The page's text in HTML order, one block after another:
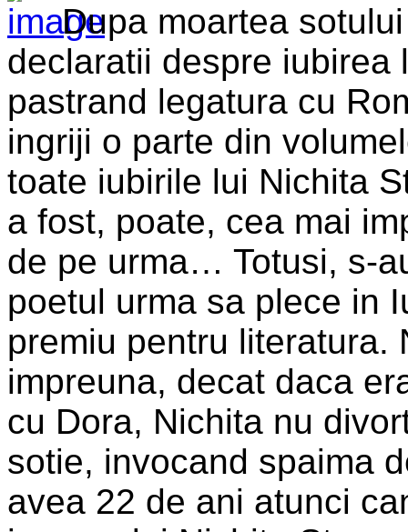
Dupa moartea
declaratii despre iubirea
pastrand legatura cu
ingriji o parte din
toate iubirile lui Nichita
a fost, poate, cea mai
de pe urma… Totusi, s-
poetul urma sa plece in
premiu pentru literatura.
impreuna, decat daca
cu Dora, Nichita nu
sotie, invocand spaima
avea 22 de ani atunci